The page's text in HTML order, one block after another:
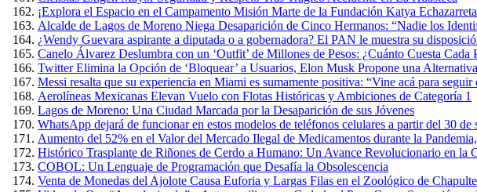
¡Explora el Espacio en el Campamento Misión Marte de la Fundación Katya
Alcalde de Lagos de Moreno Niega Desaparición de Cinco Hermanos: “Nadie los
¿Wendy Guevara aspirante a diputada o a gobernadora? El PAN le muestra su
Canelo Álvarez Deslumbra con un ‘Outfit’ de Millones de Pesos: ¿Cuánto Cuesta Cada
Twitter Elimina la Opción de ‘Bloquear’ a Usuarios, Elon Musk Propone una Alternativa
Messi resalta que su experiencia en Miami es sumamente positiva: “Vine acá para
Aerolíneas Mexicanas Elevan Vuelo con Flotas Históricas y Ambiciones de Categoría 1
Lagos de Moreno: Una Ciudad Marcada por la Desaparición de sus Jóvenes
WhatsApp dejará de funcionar en estos modelos de teléfonos celulares a partir del 30 de
Aumento del 52% en el Valor del Mercado Ilegal de Medicamentos durante la
Histórico Trasplante de Riñones de Cerdo a Humano: Un Avance Revolucionario en la
COBOL: Un Lenguaje de Programación que Desafía la Obsolescencia
Venta de Monedas del Ajolote Causa Euforia y Largas Filas en el Zoológico de